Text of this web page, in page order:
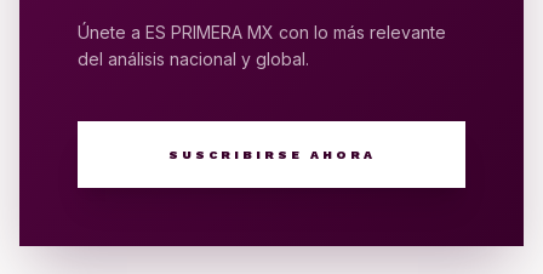
Únete a ES PRIMERA MX con lo más relevante
del análisis nacional y global.
SUSCRIBIRSE AHORA